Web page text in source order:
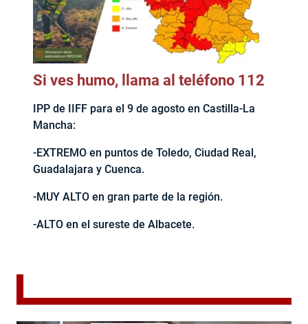
Si ves humo, llama al teléfono 112
IPP de IIFF para el 9 de agosto en Castilla-La
Mancha:
-EXTREMO en puntos de Toledo, Ciudad Real,
Guadalajara y Cuenca.
-MUY ALTO en gran parte de la región.
-ALTO en el sureste de Albacete.